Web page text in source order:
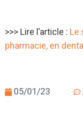
>>> Lire l’article : Le
pharmacie, en
05/01/23